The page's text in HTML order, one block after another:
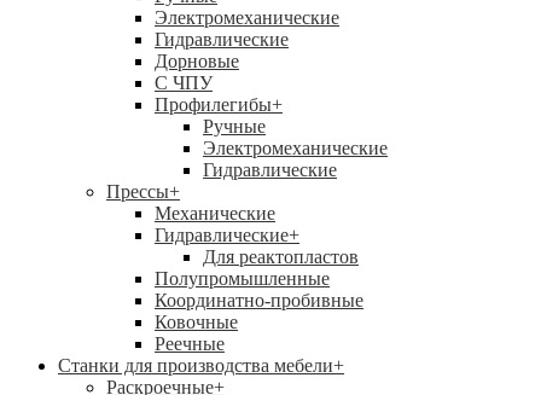
Электромеханические
Гидравлические
Дорновые
С ЧПУ
Профилегибы+
Ручные
Электромеханические
Гидравлические
Прессы+
Механические
Гидравлические+
Для реактопластов
Полупромышленные
Координатно-пробивные
Ковочные
Реечные
Станки для производства мебели+
Раскроечные+